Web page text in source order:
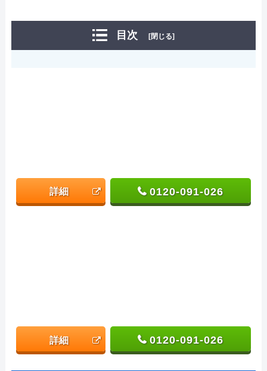
目次 [閉じる]
詳細 0120-091-026
詳細 0120-091-026